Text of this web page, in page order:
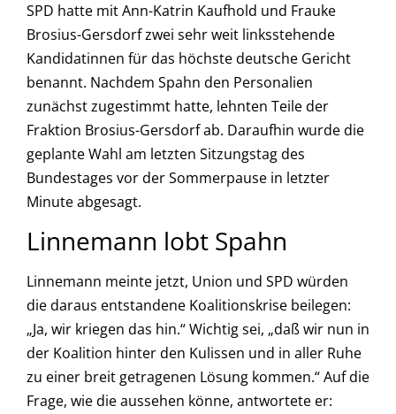
SPD hatte mit Ann-Katrin Kaufhold und Frauke
Brosius-Gersdorf zwei sehr weit linksstehende
Kandidatinnen für das höchste deutsche Gericht
benannt. Nachdem Spahn den Personalien
zunächst zugestimmt hatte, lehnten Teile der
Fraktion Brosius-Gersdorf ab. Daraufhin wurde die
geplante Wahl am letzten Sitzungstag des
Bundestages vor der Sommerpause in letzter
Minute abgesagt.
Linnemann lobt Spahn
Linnemann meinte jetzt, Union und SPD würden
die daraus entstandene Koalitionskrise beilegen:
„Ja, wir kriegen das hin.“ Wichtig sei, „daß wir nun in
der Koalition hinter den Kulissen und in aller Ruhe
zu einer breit getragenen Lösung kommen.“ Auf die
Frage, wie die aussehen könne, antwortete er: